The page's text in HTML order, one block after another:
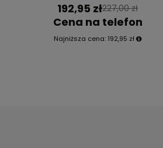
192,95 zł227,00 zł
Cena na telefon
Najniższa cena: 192,95 zł